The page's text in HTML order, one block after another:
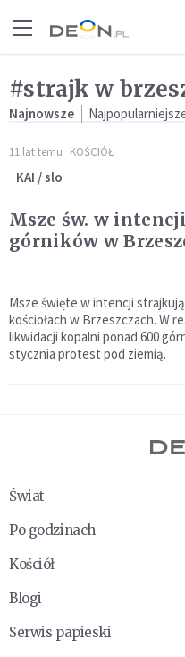
#strajk w
Najnowsze
11 lat temu KOŚCIÓŁ
KAI / slo
Msze św. w intencji
górników w
Msze święte w intencji
kościołach w Brzeszczach. W
likwidacji kopalni ponad 600
stycznia protest pod ziemią.
Świat
Po godzinach
Kościół
Blogi
Serwis papieski